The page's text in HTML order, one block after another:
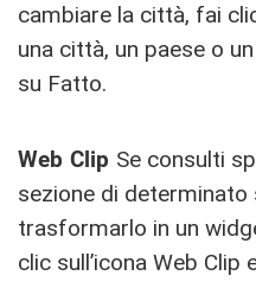
cambiare la città, fai
una città, un paese o
su Fatto.
Web Clip Se consulti
sezione di determinato
trasformarlo in un
clic sull’icona Web